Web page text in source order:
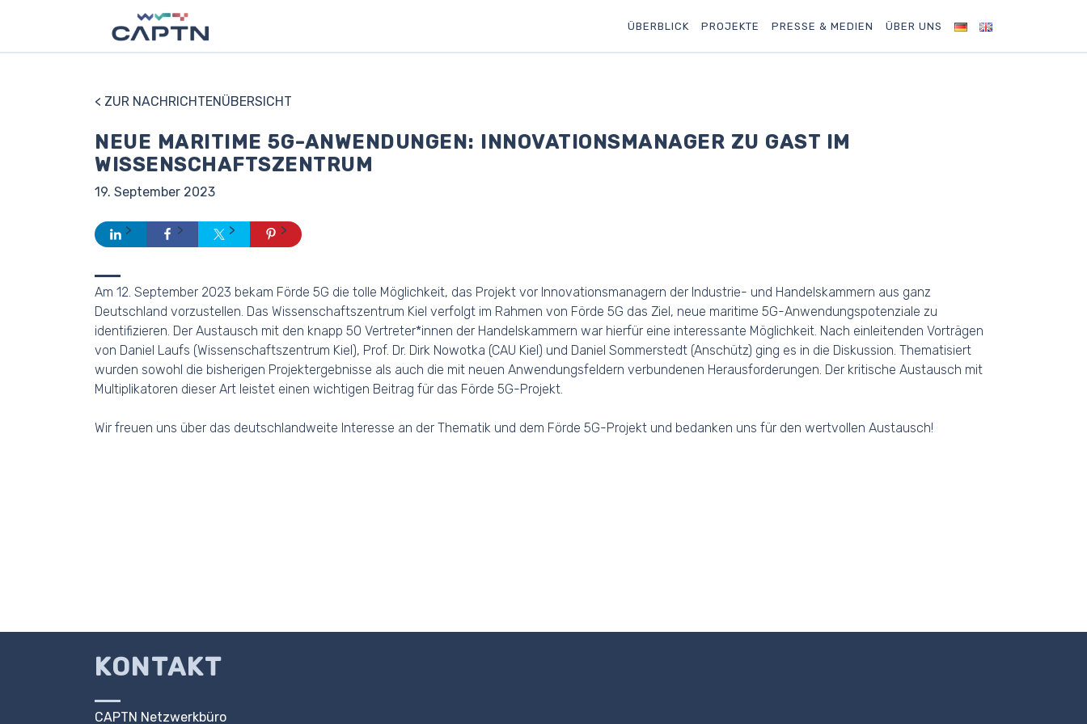
ÜBERBLICK PROJEKTE PRESSE & MEDIEN ÜBER UNS
< ZUR NACHRICHTENÜBERSICHT
NEUE MARITIME 5G-ANWENDUNGEN: INNOVATIONSMANAGER ZU GAST IM
WISSENSCHAFTSZENTRUM
19. September 2023
Am 12. September 2023 bekam Förde 5G die tolle Möglichkeit, das Projekt vor Innovationsmanagern der Industrie- und Handelskammern aus ganz
Deutschland vorzustellen. Das Wissenschaftszentrum Kiel verfolgt im Rahmen von Förde 5G das Ziel, neue maritime 5G-Anwendungspotenziale zu
identifizieren. Der Austausch mit den knapp 50 Vertreter*innen der Handelskammern war hierfür eine interessante Möglichkeit. Nach einleitenden Vorträgen
von Daniel Laufs (Wissenschaftszentrum Kiel), Prof. Dr. Dirk Nowotka (CAU Kiel) und Daniel Sommerstedt (Anschütz) ging es in die Diskussion. Thematisiert
wurden sowohl die bisherigen Projektergebnisse als auch die mit neuen Anwendungsfeldern verbundenen Herausforderungen. Der kritische Austausch mit
Multiplikatoren dieser Art leistet einen wichtigen Beitrag für das Förde 5G-Projekt.
Wir freuen uns über das deutschlandweite Interesse an der Thematik und dem Förde 5G-Projekt und bedanken uns für den wertvollen Austausch!
KONTAKT
CAPTN Netzwerkbüro